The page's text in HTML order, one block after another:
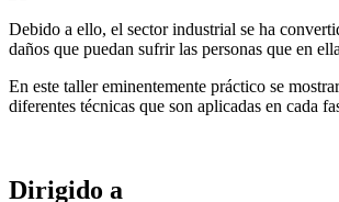
Debido a ello, el sector industrial se ha
daños que puedan sufrir las personas que en
En este taller eminentemente práctico se
diferentes técnicas que son aplicadas en cada
Dirigido a